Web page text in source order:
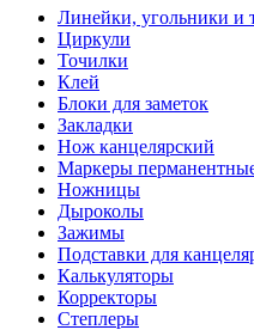
Линейки, угольники и
Циркули
Точилки
Клей
Блоки для заметок
Закладки
Нож канцелярский
Маркеры
Ножницы
Дыроколы
Зажимы
Подставки для
Калькуляторы
Корректоры
Степлеры